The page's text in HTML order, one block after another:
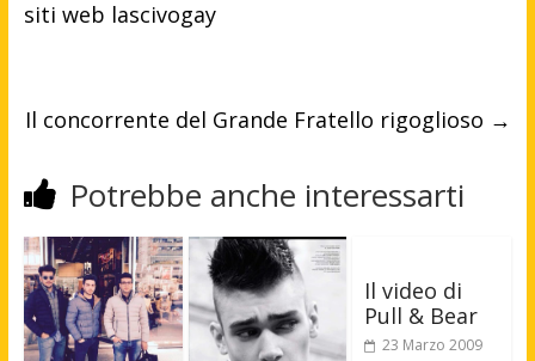
siti web lascivogay
Il concorrente del Grande Fratello rigoglioso →
Potrebbe anche interessarti
Il video di
Pull & Bear
23 Marzo 2009